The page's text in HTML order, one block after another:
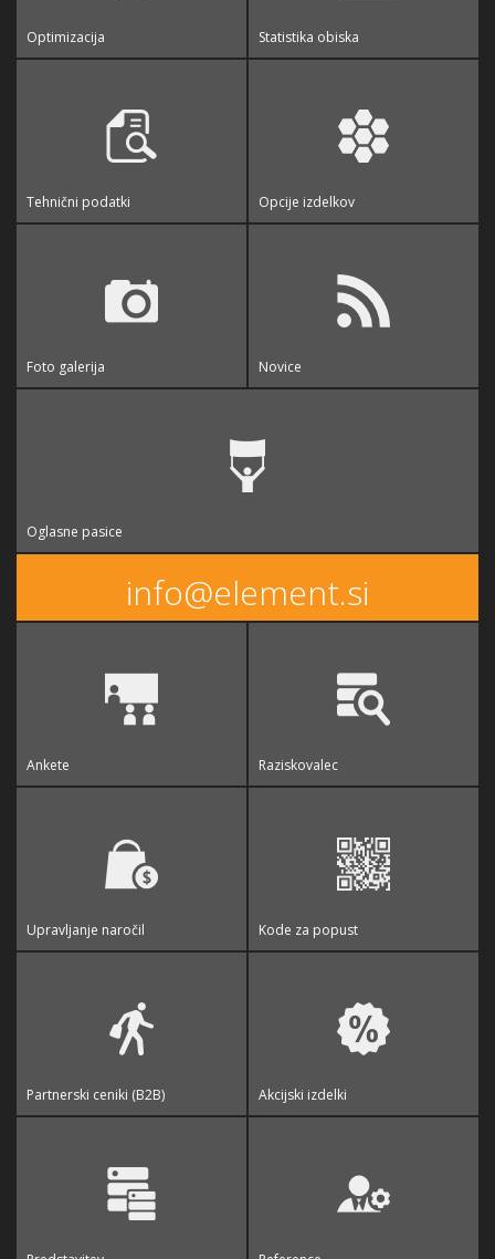
Optimizacija Statistika obiska
Tehnični podatki Opcije izdelkov
Foto galerija Novice
Oglasne pasice
info@element.si
Ankete Raziskovalec
Upravljanje naročil Kode za popust
Partnerski ceniki (B2B) Akcijski izdelki